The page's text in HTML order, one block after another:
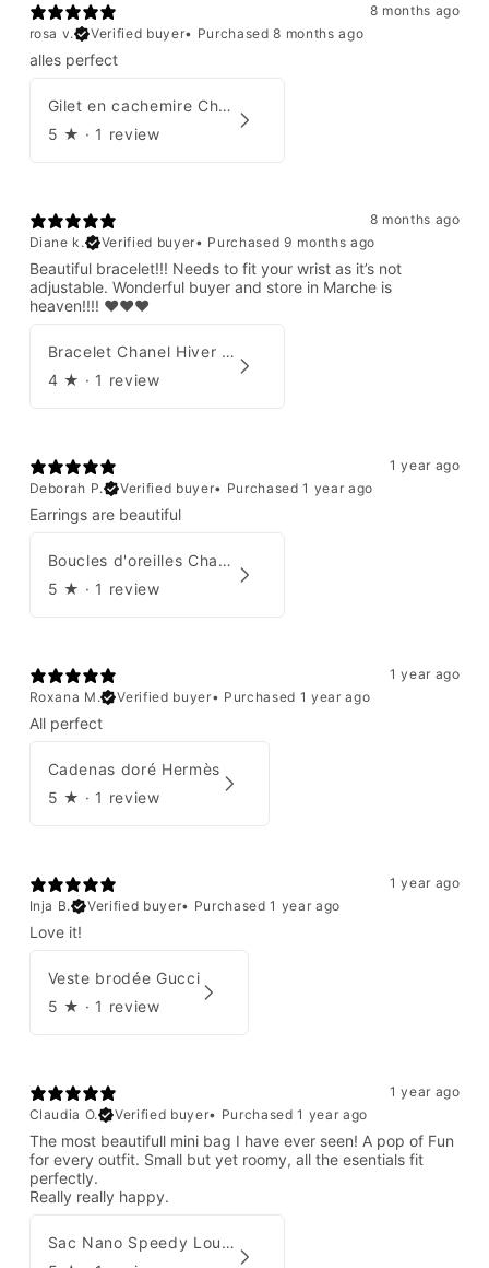
8 months ago
rosa v.
Verified buyer• Purchased 8 months ago
alles perfect
Gilet en cachemire Chanel Automne 1995
5 ★ · 1 review
8 months ago
Diane k.
Verified buyer• Purchased 9 months ago
Beautiful bracelet!!! Needs to fit your wrist as it’s not
adjustable. Wonderful buyer and store in Marche is
heaven!!!! ❤️❤️❤️
Bracelet Chanel Hiver 1997
4 ★ · 1 review
1 year ago
Deborah P.
Verified buyer• Purchased 1 year ago
Earrings are beautiful
Boucles d'oreilles Chanel 2001
5 ★ · 1 review
1 year ago
Roxana M.
Verified buyer• Purchased 1 year ago
All perfect
Cadenas doré Hermès
5 ★ · 1 review
1 year ago
Inja B.
Verified buyer• Purchased 1 year ago
Love it!
Veste brodée Gucci
5 ★ · 1 review
1 year ago
Claudia O.
Verified buyer• Purchased 1 year ago
The most beautifull mini bag I have ever seen! A pop of Fun
for every outfit. Small but yet roomy, all the esentials fit
perfectly.
Really really happy.
Sac Nano Speedy Louis Vuitton X Yayoi Kusama